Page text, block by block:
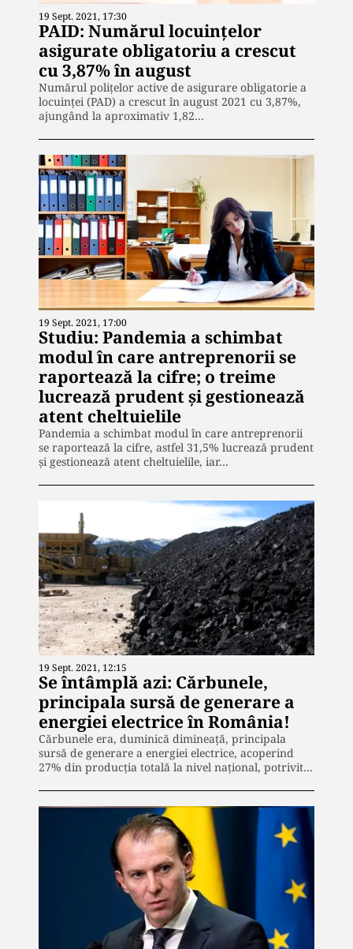
19 Sept. 2021, 17:30
PAID: Numărul locuințelor
asigurate obligatoriu a crescut
cu 3,87% în august
Numărul poliţelor active de asigurare obligatorie a
locuinţei (PAD) a crescut în august 2021 cu 3,87%,
ajungând la aproximativ 1,82…
19 Sept. 2021, 17:00
Studiu: Pandemia a schimbat
modul în care antreprenorii se
raportează la cifre; o treime
lucrează prudent și gestionează
atent cheltuielile
Pandemia a schimbat modul în care antreprenorii
se raportează la cifre, astfel 31,5% lucrează prudent
şi gestionează atent cheltuielile, iar…
19 Sept. 2021, 12:15
Se întâmplă azi: Cărbunele,
principala sursă de generare a
energiei electrice în România!
Cărbunele era, duminică dimineaţă, principala
sursă de generare a energiei electrice, acoperind
27% din producţia totală la nivel naţional, potrivit…